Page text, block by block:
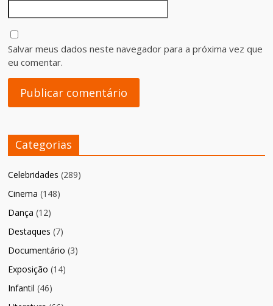
Salvar meus dados neste navegador para a próxima vez que
eu comentar.
Categorias
Celebridades (289)
Cinema (148)
Dança (12)
Destaques (7)
Documentário (3)
Exposição (14)
Infantil (46)